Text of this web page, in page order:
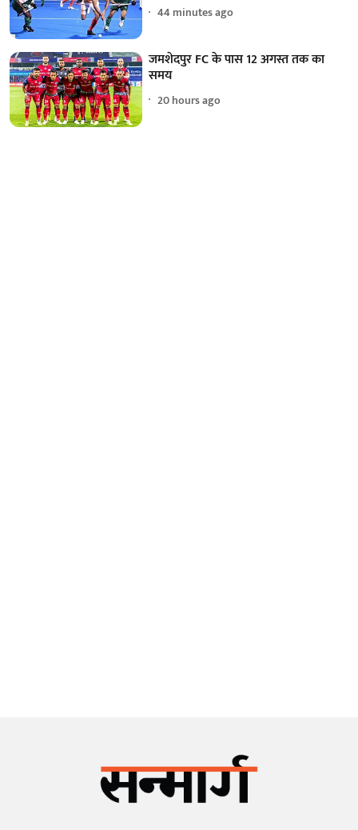
44 minutes ago
जमशेदपुर FC के पास 12 अगस्त तक का
समय
20 hours ago